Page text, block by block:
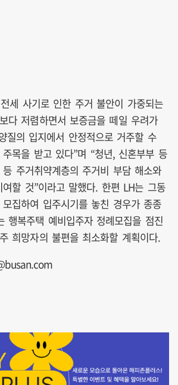
세 사기로 인한 주거 불안이 가중되는
다 저렴하면서 보증금을 떼일 우려가
질의 입지에서 안정적으로 거주할 수
목을 받고 있다”며 “청년, 신혼부부 등
주거취약계층의 주거비 부담 해소와
할 것”이라고 말했다. 한편 LH는 그동
집하여 입주시기를 놓친 경우가 종종
행복주택 예비입주자 정례모집을 점진
희망자의 불편을 최소화할 계획이다.